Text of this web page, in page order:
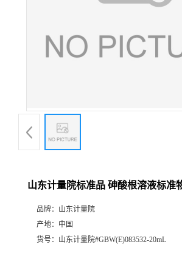
山东计量院标准品 砷酸根溶液标准
品牌： 山东计量院
产地： 中国
货号： 山东计量院#GBW(E)083532-20mL